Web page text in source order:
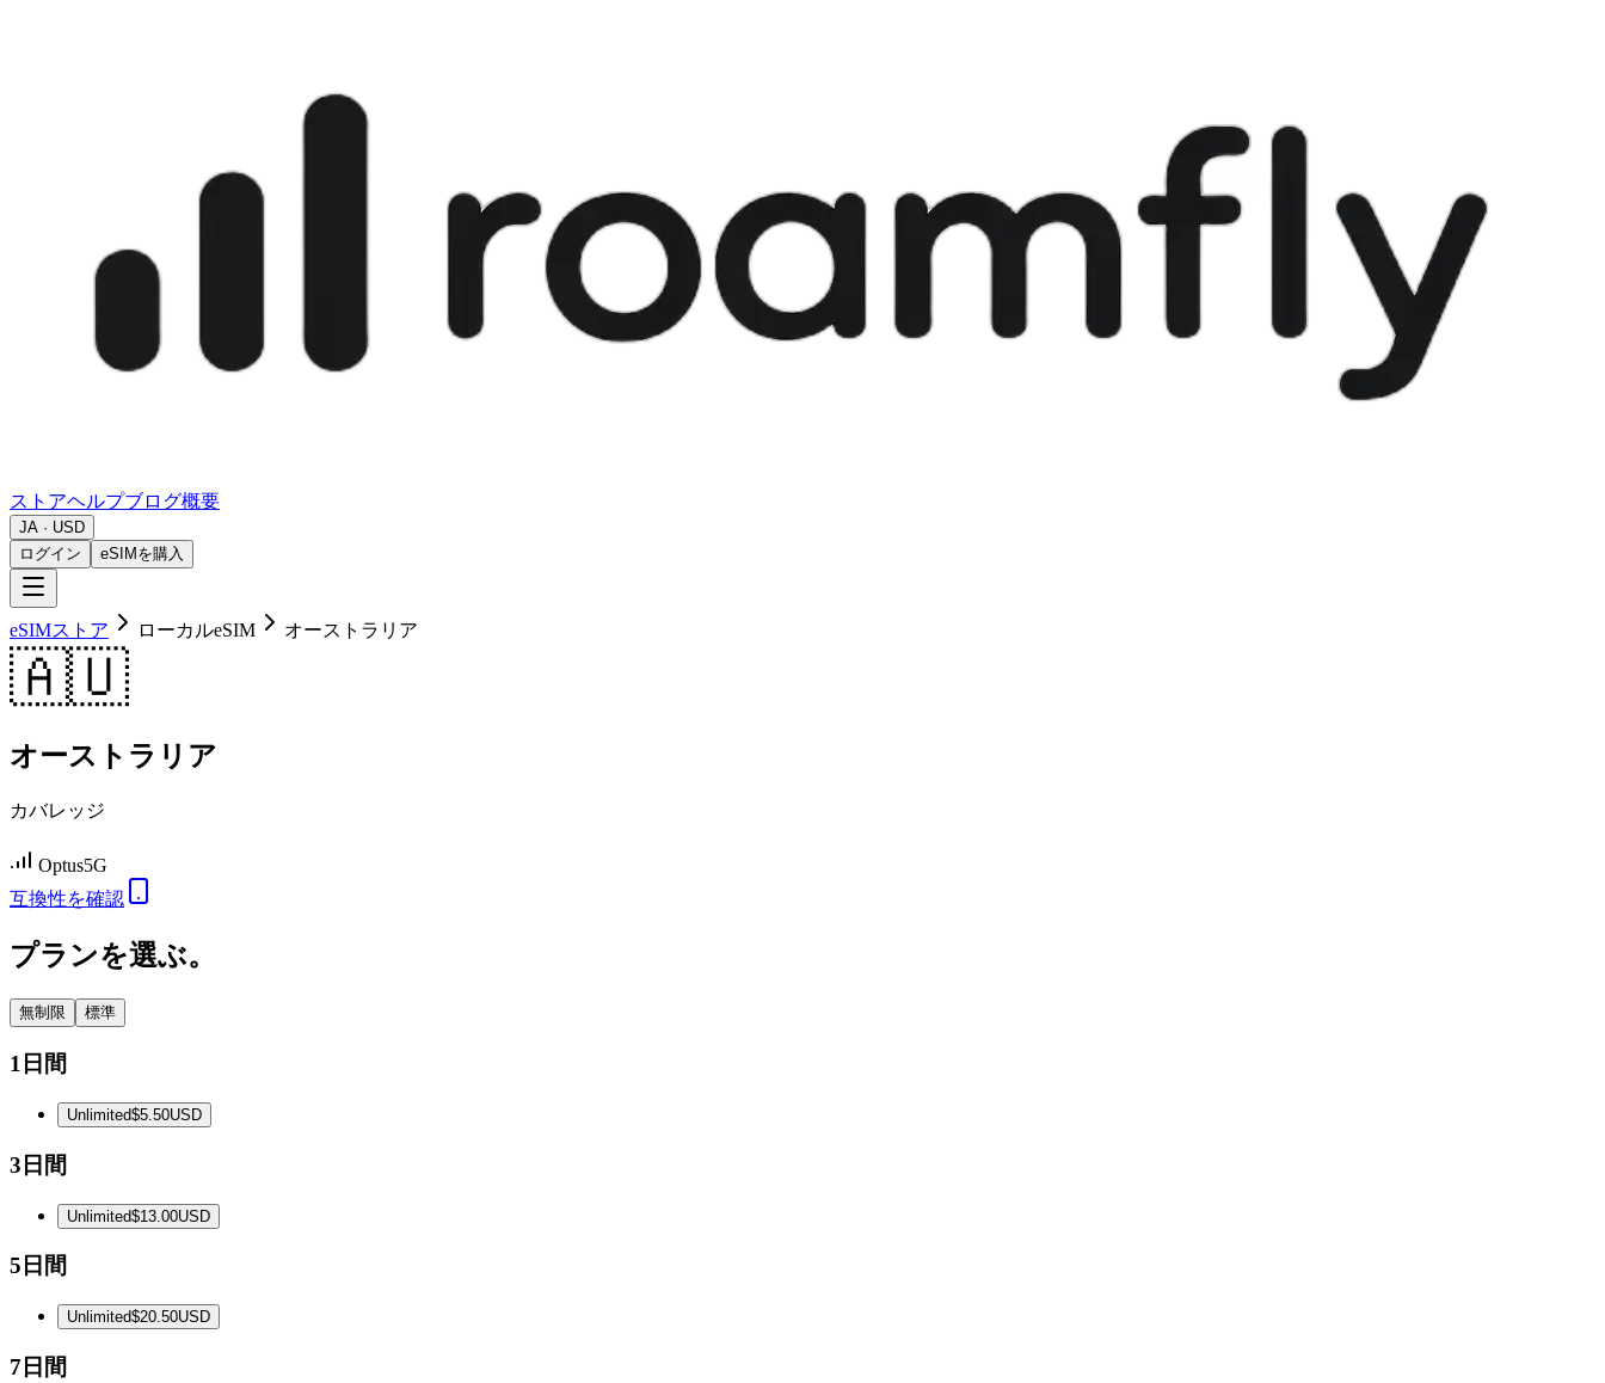
ストアヘルプブログ概要
JA · USD
ログイン
eSIMを購入
eSIMストア ローカルeSIM オーストラリア
🇦🇺
オーストラリア
カバレッジ
Optus5G
互換性を確認
プランを選ぶ。
無制限 標準
1日間
Unlimited$5.50USD
3日間
Unlimited$13.00USD
5日間
Unlimited$20.50USD
7日間